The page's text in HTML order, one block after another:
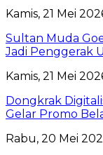
Kamis, 21 Mei
Sultan Muda
Jadi Penggerak
Kamis, 21 Mei
Dongkrak
Gelar Promo
Rabu, 20 Mei